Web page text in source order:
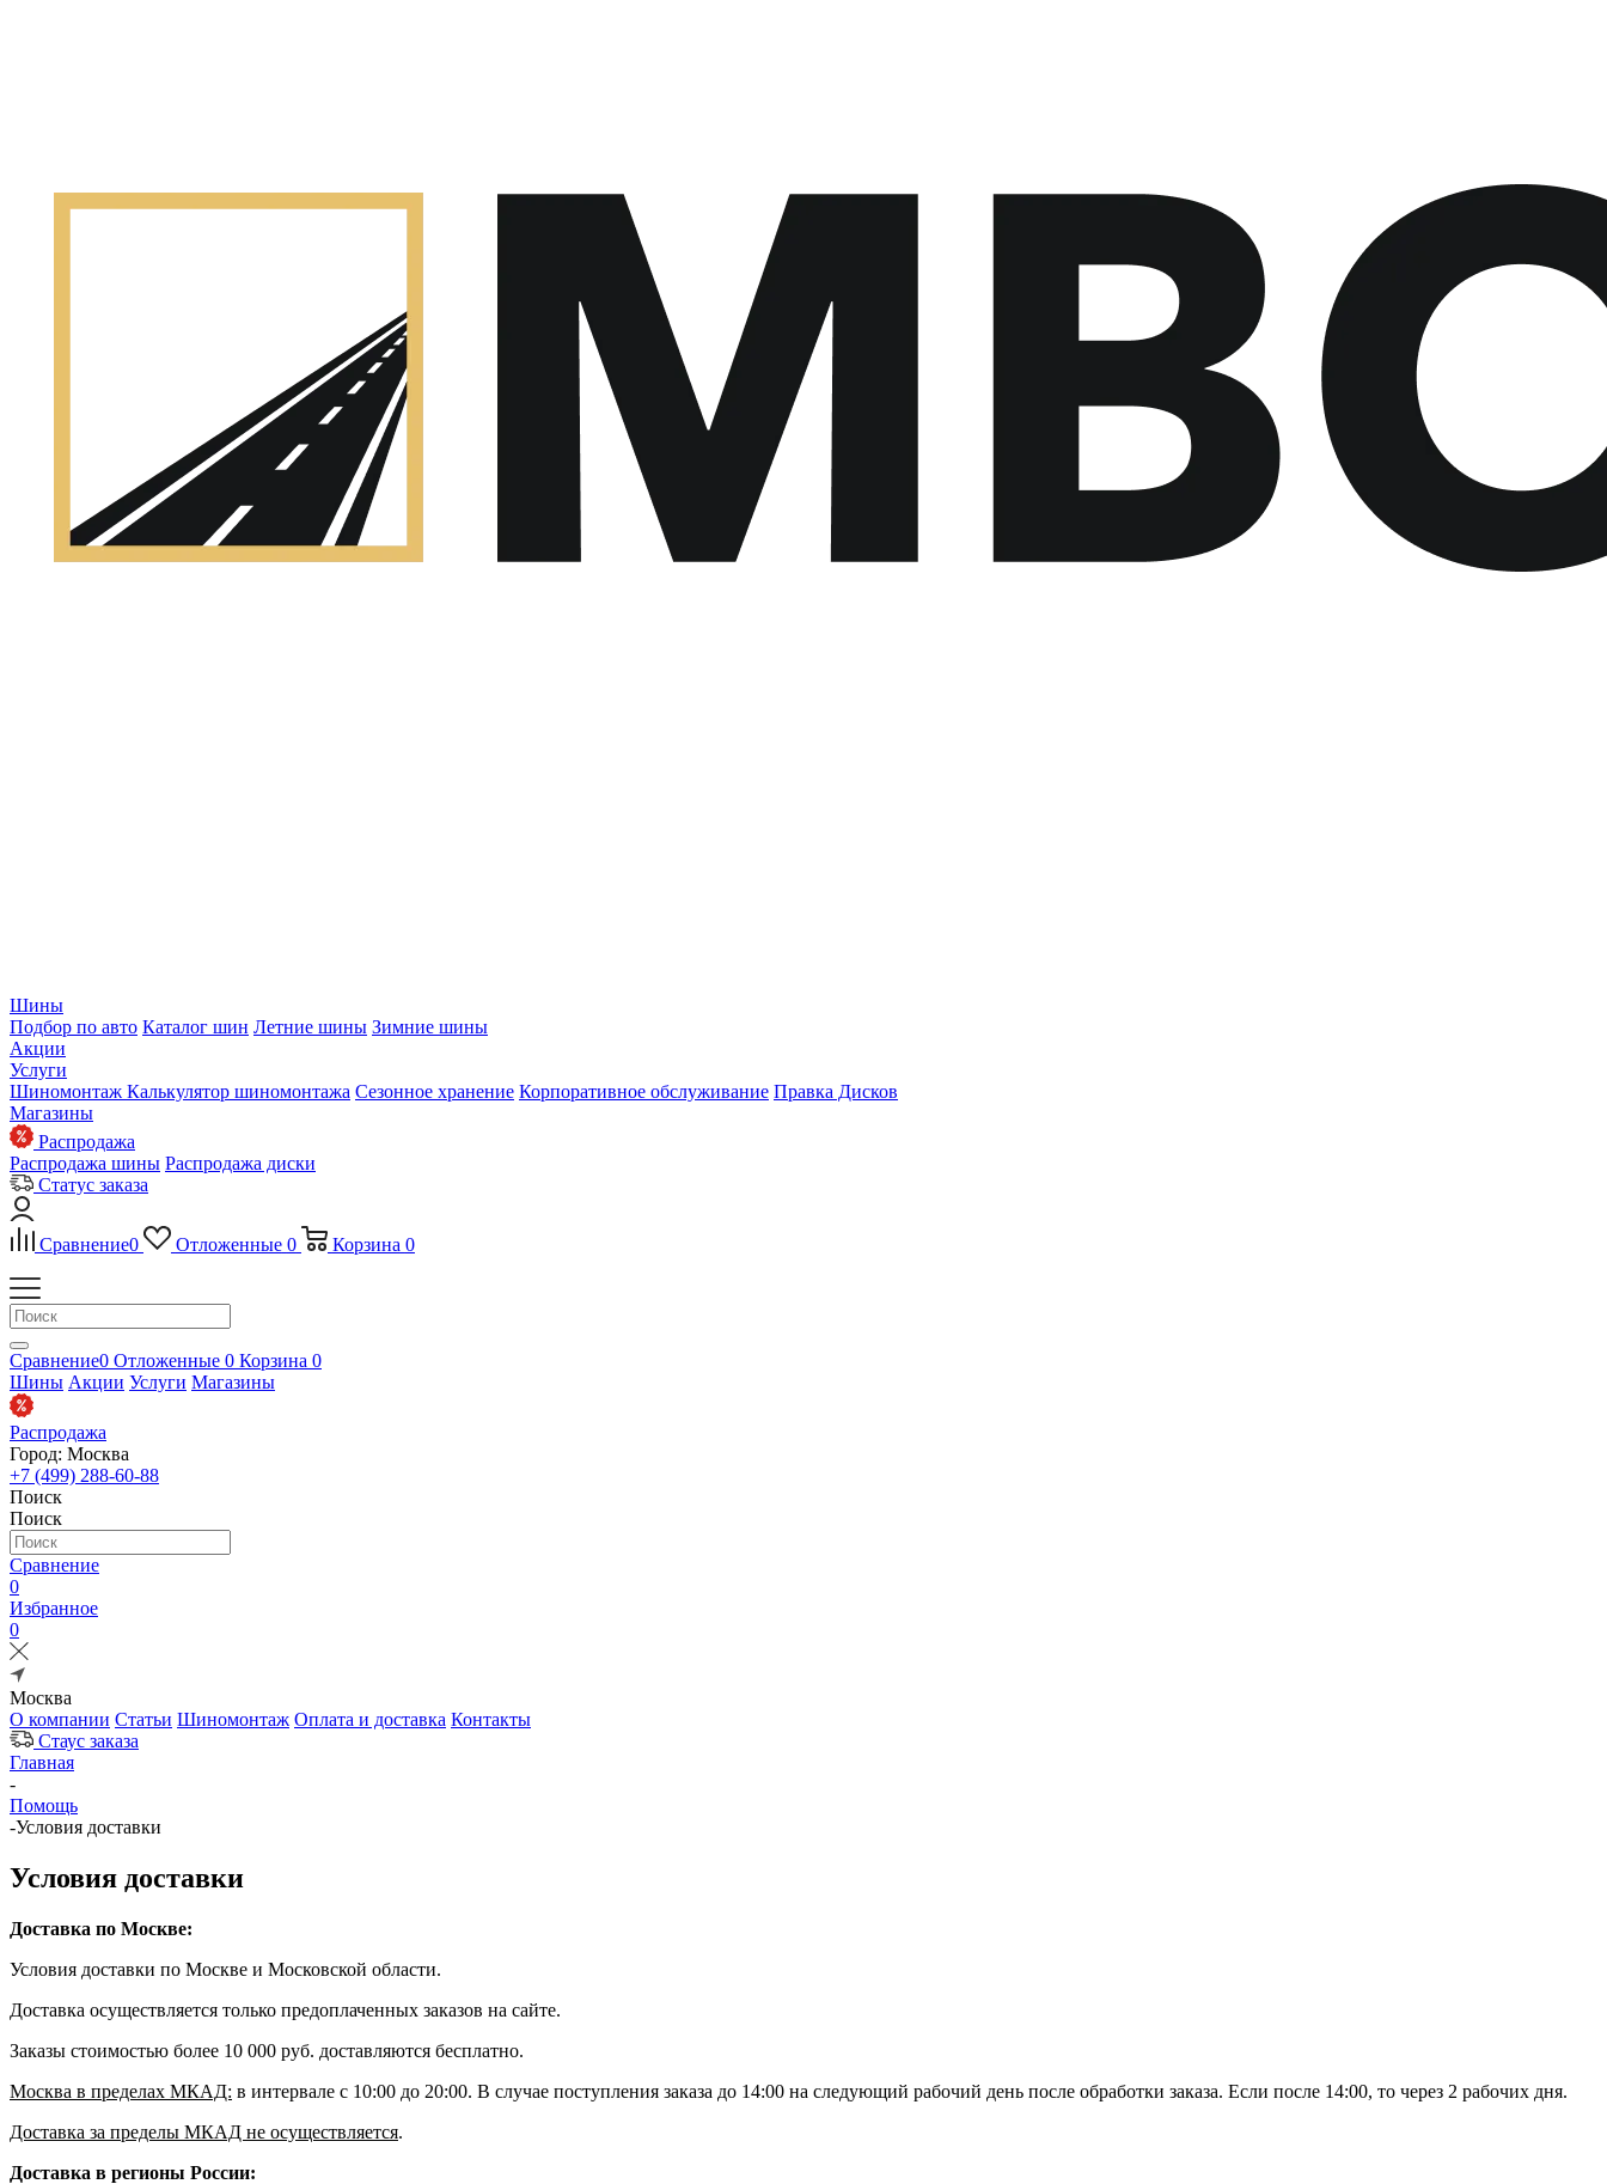
Шины
Подбор по авто Каталог шин Летние шины Зимние шины
Акции
Услуги
Шиномонтаж Калькулятор шиномонтажа Сезонное хранение Корпоративное обслуживание Правка Дисков
Магазины
Распродажа
Распродажа шины Распродажа диски
Статус заказа
Сравнение0 Отложенные 0 Корзина 0
Сравнение0 Отложенные 0 Корзина 0
Шины Акции Услуги Магазины
Распродажа
Город: Москва
+7 (499) 288-60-88
Поиск
Поиск
Сравнение
0
Избранное
0
Москва
О компании Статьи Шиномонтаж Оплата и доставка Контакты
Стаус заказа
Главная
-
Помощь
-Условия доставки
Условия доставки
Доставка по Москве:
Условия доставки по Москве и Московской области.
Доставка осуществляется только предоплаченных заказов на сайте.
Заказы стоимостью более 10 000 руб. доставляются бесплатно.
Москва в пределах МКАД: в интервале с 10:00 до 20:00. В случае поступления заказа до 14:00 на следующий рабочий день после обработки заказа. Если после 14:00, то через 2 рабочих дня.
Доставка за пределы МКАД не осуществляется.
Доставка в регионы России: